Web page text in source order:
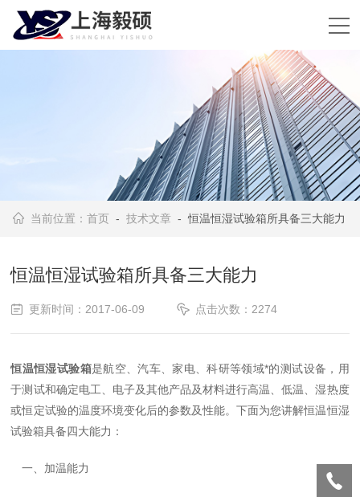
当前位置：首页 -技术文章 - 恒温恒湿试验箱所具备三大能力
恒温恒湿试验箱所具备三大能力
更新时间：2017-06-09 点击次数：2274
恒温恒湿试验箱是航空、汽车、家电、科研等领域*的测试设备，用
于测试和确定电工、电子及其他产品及材料进行高温、低温、湿热度
或恒定试验的温度环境变化后的参数及性能。下面为您讲解恒温恒湿
试验箱具备四大能力：
一、加温能力